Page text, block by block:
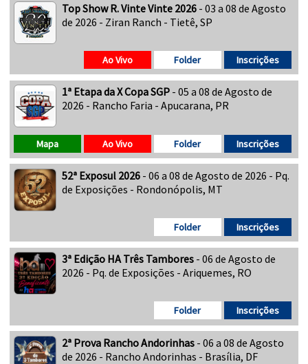
Top Show R. Vinte Vinte 2026 - 03 a 08 de Agosto
de 2026 - Ziran Ranch - Tietê, SP
Inscrições
Folder
Ao Vivo
1ª Etapa da X Copa SGP - 05 a 08 de Agosto de
2026 - Rancho Faria - Apucarana, PR
Inscrições
Folder
Ao Vivo
Mapa
52ª Exposul 2026 - 06 a 08 de Agosto de 2026 - Pq.
de Exposições - Rondonópolis, MT
Inscrições
Folder
3ª Edição HA Três Tambores - 06 de Agosto de
2026 - Pq. de Exposições - Ariquemes, RO
Inscrições
Folder
2ª Prova Rancho Andorinhas - 06 a 08 de Agosto
de 2026 - Rancho Andorinhas - Brasília, DF